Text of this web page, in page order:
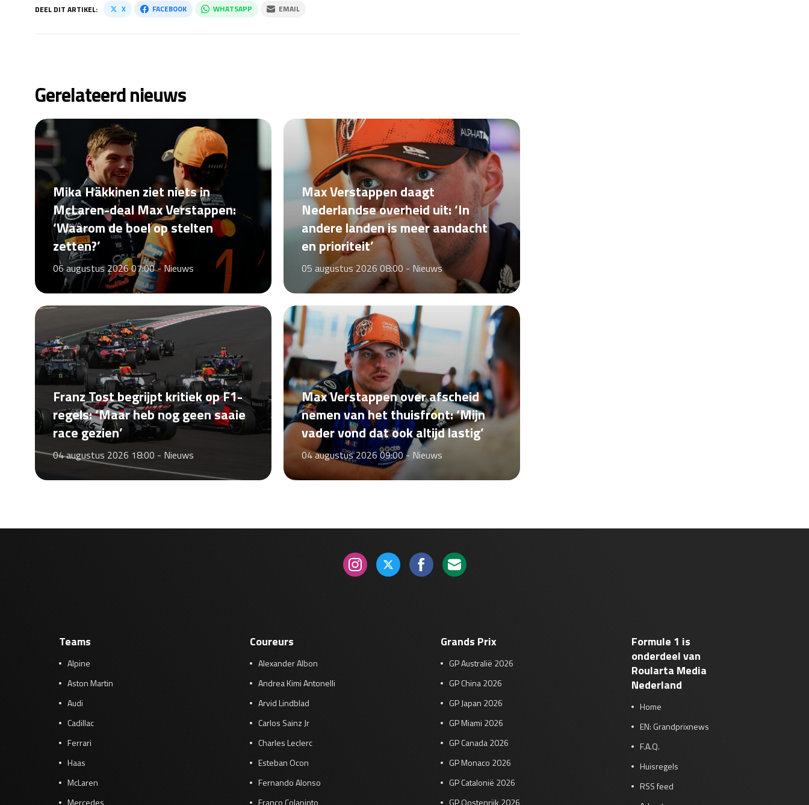
DEEL DIT ARTIKEL: X FACEBOOK WHATSAPP EMAIL
Gerelateerd nieuws
Mika Häkkinen ziet niets in
McLaren-deal Max Verstappen:
‘Waarom de boel op stelten
zetten?’
06 augustus 2026 07:00 -Nieuws
Max Verstappen daagt
Nederlandse overheid uit: ‘In
andere landen is meer aandacht
en prioriteit’
05 augustus 2026 08:00 - Nieuws
Franz Tost begrijpt kritiek op F1-
regels: ‘Maar heb nog geen saaie
race gezien’
04 augustus 2026 18:00 - Nieuws
Max Verstappen over afscheid
nemen van het thuisfront: ‘Mijn
vader vond dat ook altijd lastig’
04 augustus 2026 09:00 - Nieuws
Teams
Alpine
Aston Martin
Audi
Cadillac
Ferrari
Haas
McLaren
Mercedes
Coureurs
Alexander Albon
Andrea Kimi Antonelli
Arvid Lindblad
Carlos Sainz Jr
Charles Leclerc
Esteban Ocon
Fernando Alonso
Franco Colapinto
Grands Prix
GP Australië 2026
GP China 2026
GP Japan 2026
GP Miami 2026
GP Canada 2026
GP Monaco 2026
GP Catalonië 2026
GP Oostenrijk 2026
Formule 1 is
onderdeel van
Roularta Media
Nederland
Home
EN: Grandprixnews
F.A.Q.
Huisregels
RSS feed